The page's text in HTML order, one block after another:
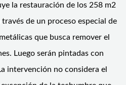
la restauración de los 258 m2
de un proceso especial de
que busca remover el
Luego serán pintadas con
intervención no considera el